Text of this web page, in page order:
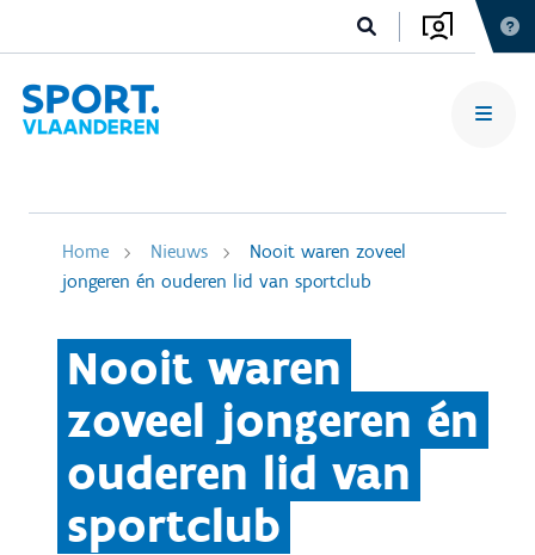
Home Nieuws
Nooit waren zoveel
jongeren én ouderen lid van sportclub
Nooit waren
zoveel jongeren én
ouderen lid van
sportclub